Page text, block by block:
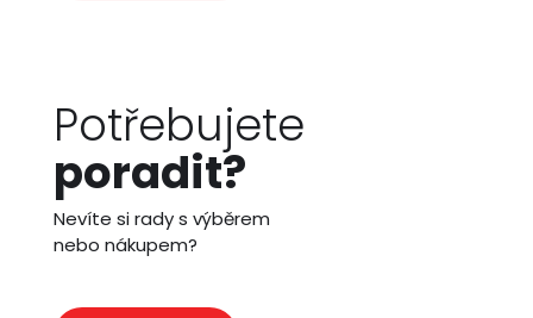
Potřebujete
poradit?
Nevíte si rady s výběrem
nebo nákupem?